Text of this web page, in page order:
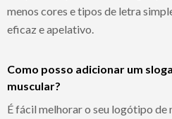
menos cores e tipos de letra
eficaz e apelativo.
Como posso adicionar um
muscular?
É fácil melhorar o seu logótipo de